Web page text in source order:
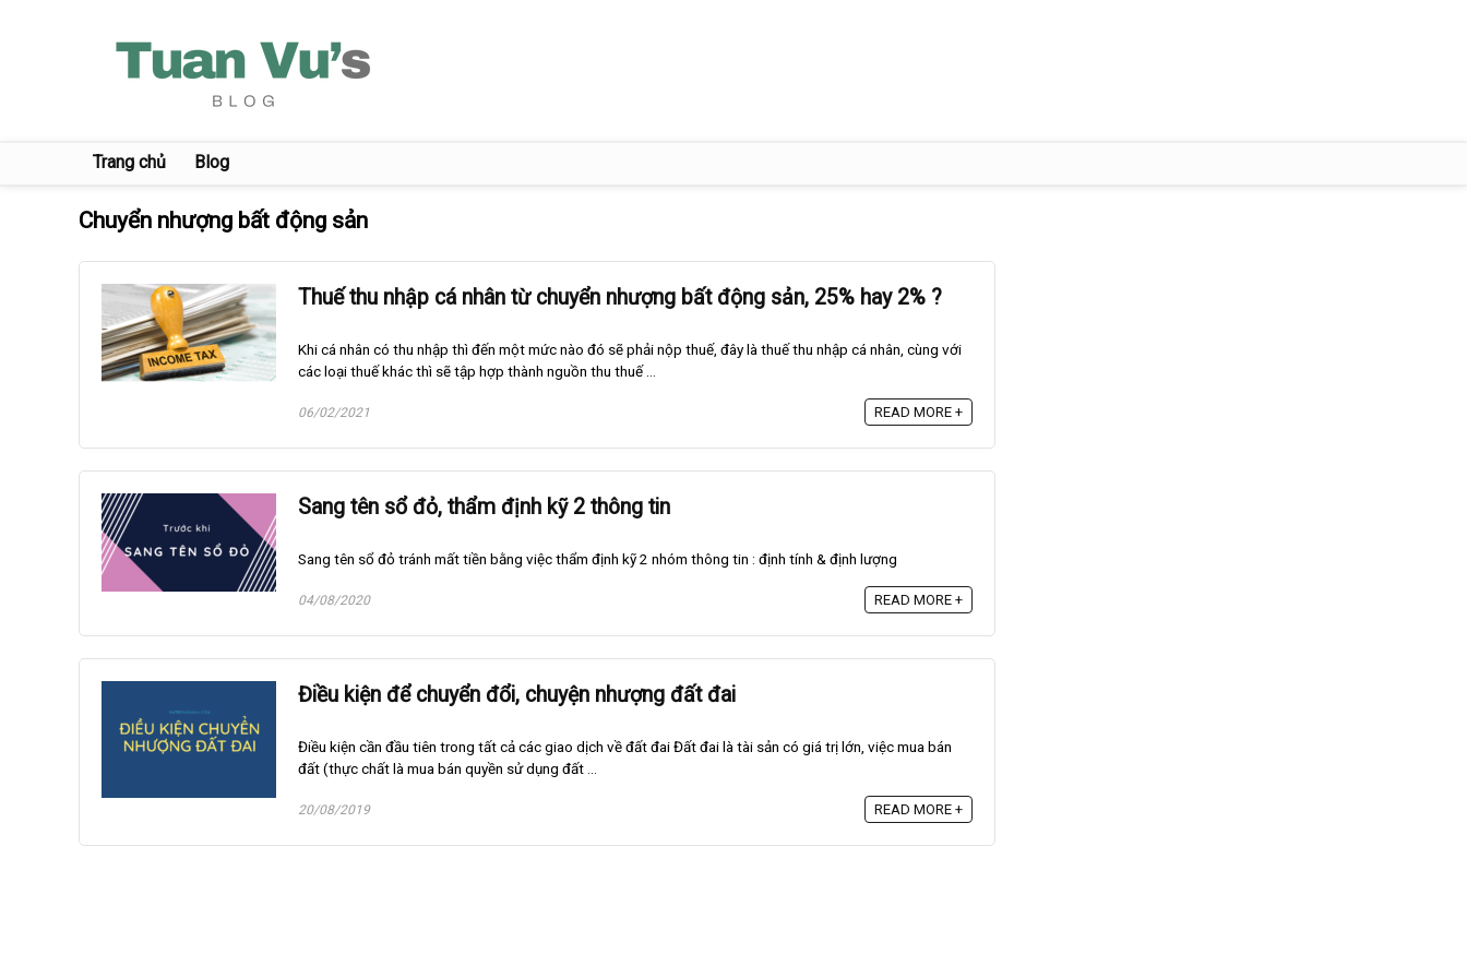
Trang chủ Blog
Chuyển nhượng bất động sản
Thuế thu nhập cá nhân từ chuyển nhượng bất động sản, 25% hay 2% ?
Khi cá nhân có thu nhập thì đến một mức nào đó sẽ phải nộp thuế, đây là thuế thu nhập cá nhân, cùng với
các loại thuế khác thì sẽ tập hợp thành nguồn thu thuế ...
06/02/2021 READ MORE +
Sang tên sổ đỏ, thẩm định kỹ 2 thông tin
Sang tên sổ đỏ tránh mất tiền bằng việc thẩm định kỹ 2 nhóm thông tin : định tính & định lượng
04/08/2020 READ MORE +
Điều kiện để chuyển đổi, chuyện nhượng đất đai
Điều kiện cần đầu tiên trong tất cả các giao dịch về đất đai Đất đai là tài sản có giá trị lớn, việc mua bán
đất (thực chất là mua bán quyền sử dụng đất ...
20/08/2019 READ MORE +